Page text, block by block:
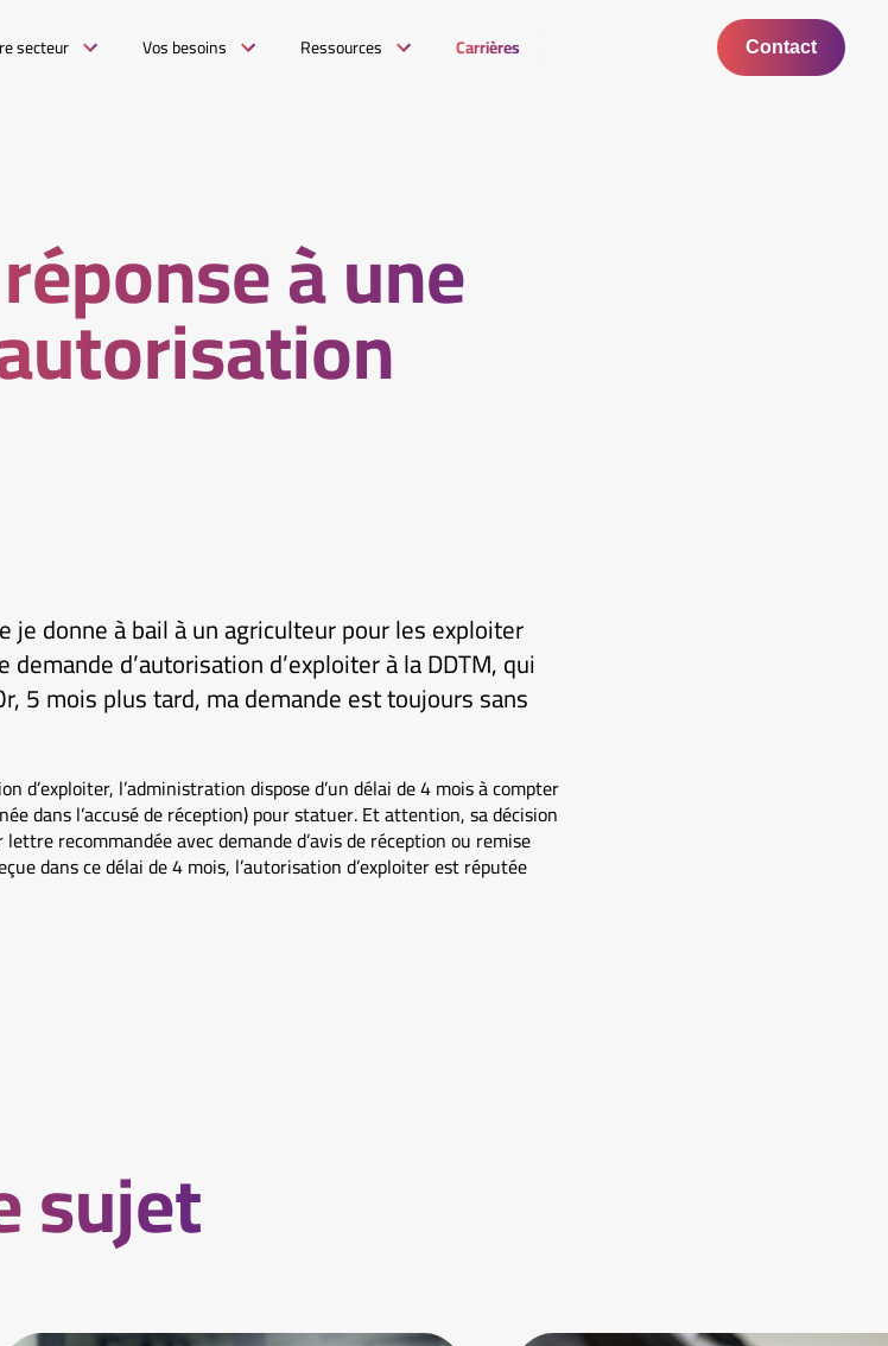
secteur Vos besoins Ressources Carrières Contact
à une
je donne à bail à un agriculteur pour les exploiter
d’autorisation d’exploiter à la DDTM, qui
5 mois plus tard, ma demande est toujours sans
d’exploiter, l’administration dispose d’un délai de 4 mois à compter
dans l’accusé de réception) pour statuer. Et attention, sa décision
recommandée avec demande d’avis de réception ou remise
dans ce délai de 4 mois, l’autorisation d’exploiter est réputée
sujet